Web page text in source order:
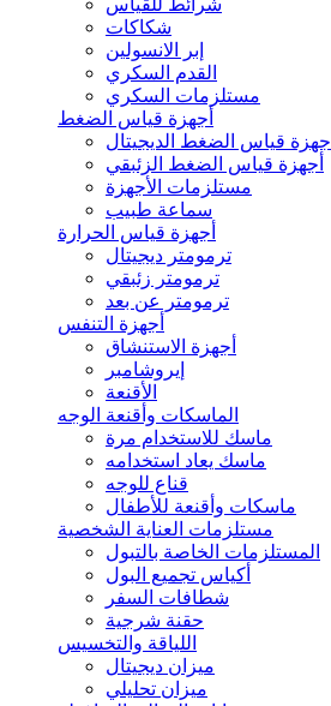
شرائط للقياس
شكاكات
إبر الانسولين
القدم السكري
مستلزمات السكري
أجهزة قياس الضغط
أجهزة قياس الضغط الديجيتال
أجهزة قياس الضغط الزئبقي
مستلزمات الأجهزة
سماعة طبيب
أجهزة قياس الحرارة
ترمومتر ديجيتال
ترمومتر زئبقي
ترمومتر عن بعد
أجهزة التنفس
أجهزة الاستنشاق
إيروشامبر
الأقنعة
الماسكات وأقنعة الوجه
ماسك للاستخدام مرة
ماسك يعاد استخدامه
قناع للوجه
ماسكات وأقنعة للأطفال
مستلزمات العناية الشخصية
المستلزمات الخاصة بالتبول
أكياس تجميع البول
شطافات السفر
حقنة شرجية
اللياقة والتخسيس
ميزان ديجيتال
ميزان تحليلي